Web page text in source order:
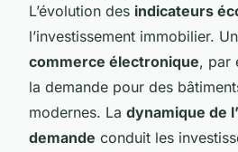
L’évolution des indicateurs
l’investissement immobilier.
commerce électronique, par
la demande pour des
modernes. La dynamique de
demande conduit les